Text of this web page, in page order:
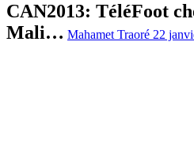
CAN2013: TéléFoot
Mali… Mahamet Traoré 22